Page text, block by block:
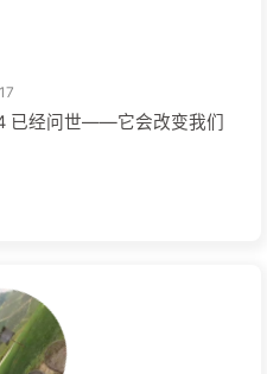
已经问世——它会改变我们